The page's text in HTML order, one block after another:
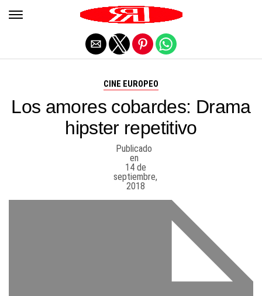
CINE EUROPEO
Los amores cobardes: Drama
hipster repetitivo
Publicado
en
14 de
septiembre,
2018
Salir de la versión móvil